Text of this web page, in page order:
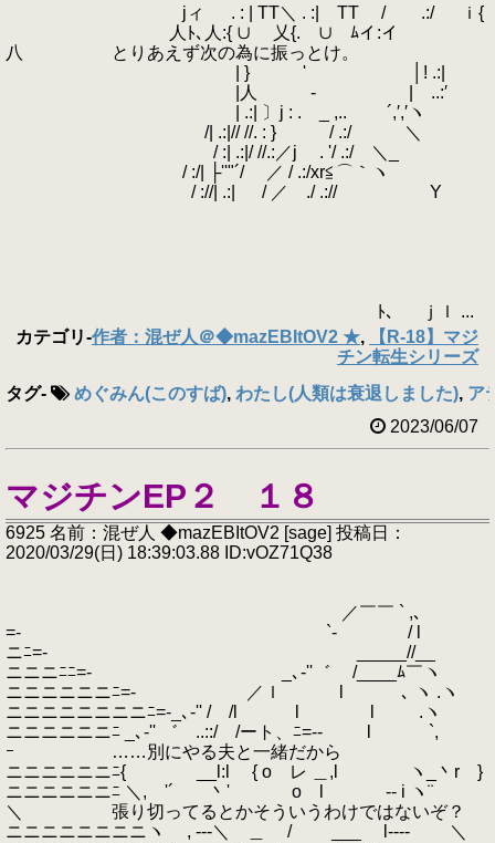
jィ . : | TT＼ . :| TT / .:/ ｉ{
人ﾄ､人:{ ∪ 乂{. ∪ ﾑイ:イ
八 とりあえず次の為に振っとけ。
| } ' │! .:|
|人 - | ..:′
| .:| 〕j : . _ ,.. ´,′,′ヽ
/| .:|// //. : } / .:/ ＼
/ :| .:|/ //.:／j . '/ .:/ ＼_
/ :/| ├''"´/ ／ / .:/xr≦⌒｀ヽ
/ ://| .:| / ／ ./ .:// Y
ﾄ、 ｊｌ ...
カテゴリ-作者：混ぜ人＠◆mazEBItOV2 ★,
【R-18】マジ
チン転生シリーズ
タグ- めぐみん(このすば), わたし(人類は衰退しました), ア
2023/06/07
マジチンEP２ １８
6925 名前：混ぜ人 ◆mazEBItOV2 [sage] 投稿日：
2020/03/29(日) 18:39:03.88 ID:vOZ71Q38
／￣￣ ` ,､
=- `- / l
ニﾆ=- _____//__
ニニニﾆﾆ=- _､‐''゛ /____ﾑ￣ヽ
ニニニニニニﾆ=- ／ｌ l ､ ヽ .ヽ
ニニニニニニニニﾆ=-_､‐'' / /l l l .ヽ
ニニニニニニﾆ _､‐'' ゛ ..::/ /ート、ﾆ=-- l `,
ｰ ……別にやる夫と一緒だから
ニニニニニニﾆ{ __l:l { o レ ＿,l ヽ_丶r }
ニニニニニニﾆ ＼, '´ 丶' o l -- i ヽ¨
＼ 張り切ってるとかそういうわけではないぞ？
ニニニニニニニニヽ , ---＼ ＿ / ___ l---- ＼